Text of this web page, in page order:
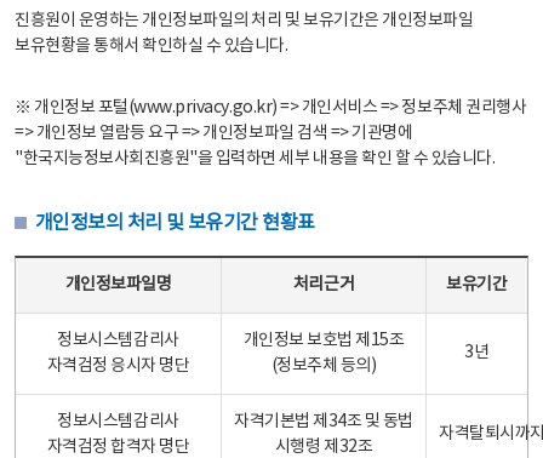
진흥원이 운영하는 개인정보파일의 처리 및 보유기간은 개인정보파일
보유현황을 통해서 확인하실 수 있습니다.
※ 개인정보 포털(www.privacy.go.kr) => 개인서비스 => 정보주체 권리행사
=> 개인정보 열람등 요구 => 개인정보파일 검색 => 기관명에
"한국지능정보사회진흥원"을 입력하면 세부 내용을 확인 할 수 있습니다.
개인정보의 처리 및 보유기간 현황표
개인정보파일명 처리근거 보유기간
정보시스템감리사
자격검정 응시자 명단
개인정보 보호법 제15조
(정보주체 등의)
3년
정보시스템감리사
자격검정 합격자 명단
자격기본법 제34조 및 동법
시행령 제32조
자격탈퇴시까